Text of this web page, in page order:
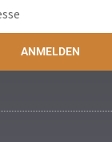
ANMELDEN